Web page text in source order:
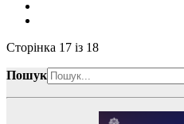
Сторінка 17 із 18
Пошук